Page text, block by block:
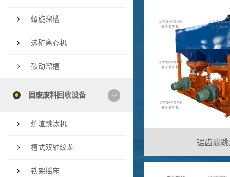
螺旋溜槽
选矿离心机
鼓动溜槽
固废废料回收设备
炉渣跳汰机
槽式双轴绞龙
铁架摇床
锯齿波